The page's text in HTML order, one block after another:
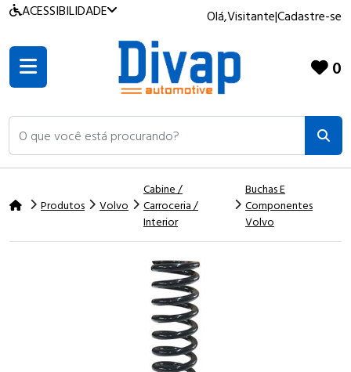
ACESSIBILIDADE Olá,Visitante|Cadastre-se
O que você está procurando?
0
Produtos Volvo
Cabine /
Carroceria /
Interior
Buchas E
Componentes
Volvo